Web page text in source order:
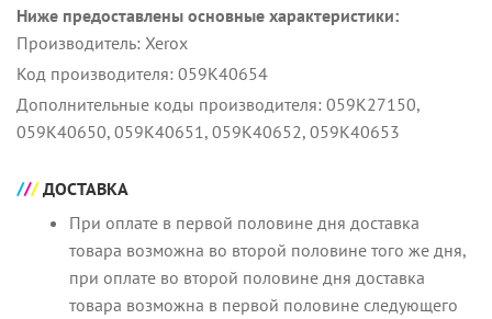
Ниже предоставлены основные характеристики:
Производитель: Xerox
Код производителя: 059K40654
Дополнительные коды производителя: 059K27150,
059K40650, 059K40651, 059K40652, 059K40653
ДОСТАВКА
При оплате в первой половине дня доставка
товара возможна во второй половине того же дня,
при оплате во второй половине дня доставка
товара возможна в первой половине следующего